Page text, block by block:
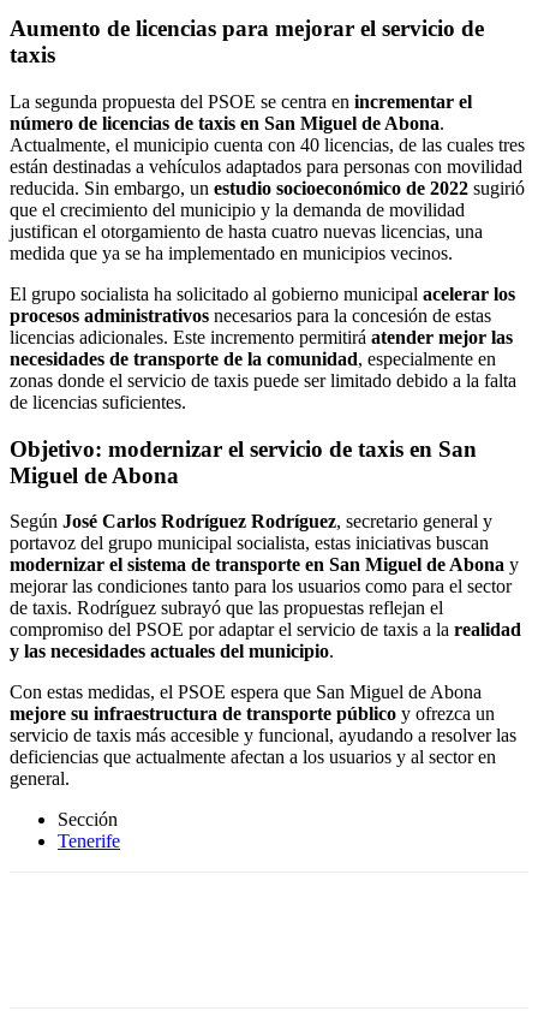
Aumento de licencias para mejorar el servicio de
taxis
La segunda propuesta del PSOE se centra en incrementar el
número de licencias de taxis en San Miguel de Abona.
Actualmente, el municipio cuenta con 40 licencias, de las cuales tres
están destinadas a vehículos adaptados para personas con movilidad
reducida. Sin embargo, un estudio socioeconómico de 2022 sugirió
que el crecimiento del municipio y la demanda de movilidad
justifican el otorgamiento de hasta cuatro nuevas licencias, una
medida que ya se ha implementado en municipios vecinos.
El grupo socialista ha solicitado al gobierno municipal acelerar los
procesos administrativos necesarios para la concesión de estas
licencias adicionales. Este incremento permitirá atender mejor las
necesidades de transporte de la comunidad, especialmente en
zonas donde el servicio de taxis puede ser limitado debido a la falta
de licencias suficientes.
Objetivo: modernizar el servicio de taxis en San
Miguel de Abona
Según José Carlos Rodríguez Rodríguez, secretario general y
portavoz del grupo municipal socialista, estas iniciativas buscan
modernizar el sistema de transporte en San Miguel de Abona y
mejorar las condiciones tanto para los usuarios como para el sector
de taxis. Rodríguez subrayó que las propuestas reflejan el
compromiso del PSOE por adaptar el servicio de taxis a la realidad
y las necesidades actuales del municipio.
Con estas medidas, el PSOE espera que San Miguel de Abona
mejore su infraestructura de transporte público y ofrezca un
servicio de taxis más accesible y funcional, ayudando a resolver las
deficiencias que actualmente afectan a los usuarios y al sector en
general.
Sección
Tenerife